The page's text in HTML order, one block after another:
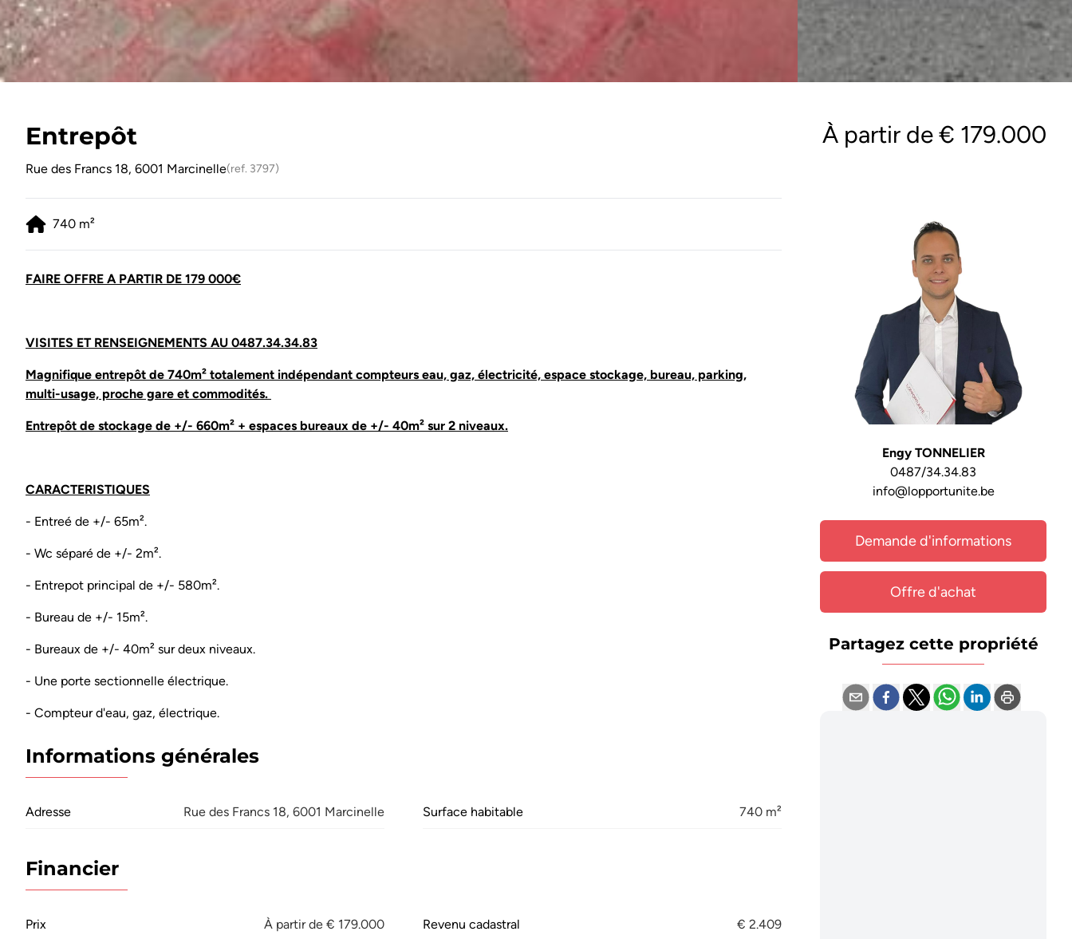
Entrepôt À partir de € 179.000
Rue des Francs 18, 6001 Marcinelle(ref. 3797)
740 m²
FAIRE OFFRE A PARTIR DE 179 000€
VISITES ET RENSEIGNEMENTS AU 0487.34.34.83
Magnifique entrepôt de 740m² totalement indépendant compteurs eau, gaz, électricité, espace stockage, bureau, parking,
multi-usage, proche gare et commodités.
Entrepôt de stockage de +/- 660m² + espaces bureaux de +/- 40m² sur 2 niveaux.
CARACTERISTIQUES
- Entreé de +/- 65m².
- Wc séparé de +/- 2m².
- Entrepot principal de +/- 580m².
- Bureau de +/- 15m².
- Bureaux de +/- 40m² sur deux niveaux.
- Une porte sectionnelle électrique.
- Compteur d'eau, gaz, électrique.
Informations générales
Adresse Rue des Francs 18, 6001 Marcinelle Surface habitable 740 m²
Financier
Prix À partir de € 179.000 Revenu cadastral € 2.409
Engy TONNELIER
0487/34.34.83
info@lopportunite.be
Demande d'informations
Offre d'achat
Partagez cette propriété